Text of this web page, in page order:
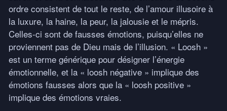
ordre consistent de tout le reste, de l’amour illusoire à
la luxure, la haine, la peur, la jalousie et le mépris.
Celles-ci sont de fausses émotions, puisqu’elles ne
proviennent pas de Dieu mais de l’illusion. « Loosh »
est un terme générique pour désigner l’énergie
émotionnelle, et la « loosh négative » implique des
émotions fausses alors que la « loosh positive »
implique des émotions vraies.